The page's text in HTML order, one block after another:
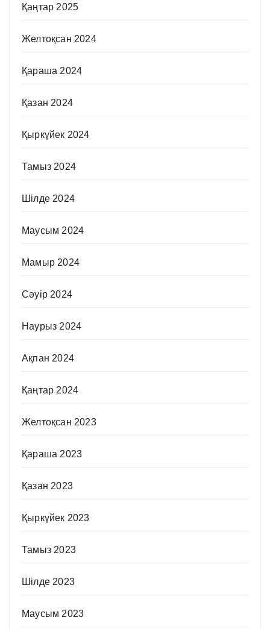
Қаңтар 2025
Желтоқсан 2024
Қараша 2024
Қазан 2024
Қыркүйек 2024
Тамыз 2024
Шілде 2024
Маусым 2024
Мамыр 2024
Сәуір 2024
Наурыз 2024
Ақпан 2024
Қаңтар 2024
Желтоқсан 2023
Қараша 2023
Қазан 2023
Қыркүйек 2023
Тамыз 2023
Шілде 2023
Маусым 2023